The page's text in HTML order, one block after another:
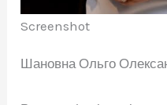
Screenshot
Шановна Ольго